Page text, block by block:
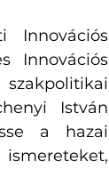
Innovációs
Innovációs
István
a hazai